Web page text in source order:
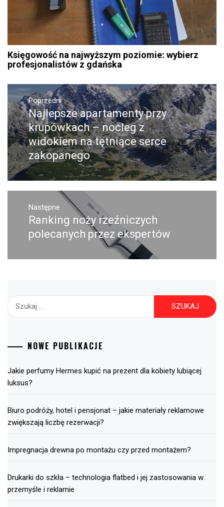
Księgowość na najwyższym poziomie: wybierz
profesjonalistów z gdańska
Nawigacja
wpisu
Poprzedni
Poprzedni
wpis:
Najlepsze apartamenty przy
krupówkach – nocleg z
widokiem na tętniące serce
zakopanego
Następne
Następny
post:
Ranking noży rzeźniczych
polecanych przez ekspertów
Szukaj:
NOWE PUBLIKACJE
Jakie perfumy Hermes kupić na prezent dla kobiety lubiącej
luksus?
Biuro podróży, hotel i pensjonat – jakie materiały reklamowe
zwiększają liczbę rezerwacji?
Impregnacja drewna po montażu czy przed montażem?
Drukarki do szkła – technologia flatbed i jej zastosowania w
przemyśle i reklamie